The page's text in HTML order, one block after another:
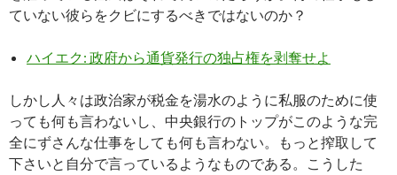
ていない彼らをクビにするべきではないのか？
ハイエク: 政府から通貨発行の独占権を剥奪せよ
しかし人々は政治家が税金を湯水のように私服のために使
っても何も言わないし、中央銀行のトップがこのような完
全にずさんな仕事をしても何も言わない。もっと搾取して
下さいと自分で言っているようなものである。こうした